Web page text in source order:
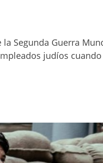
Segunda Guerra
judíos